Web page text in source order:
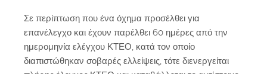
Σε περίπτωση που ένα όχημα προσέλθει για
επανέλεγχο και έχουν παρέλθει 60 ημέρες από την
ημερομηνία ελέγχου ΚΤΕΟ, κατά τον οποίο
διαπιστώθηκαν σοβαρές ελλείψεις, τότε διενεργείται